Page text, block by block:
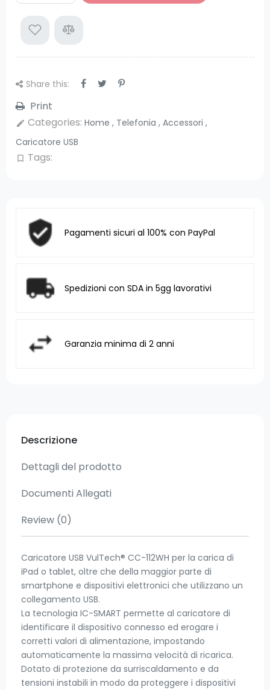
Share this:
Print
edit Categories: Home , Telefonia , Accessori ,
Caricatore USB
bookmark_border Tags:
Pagamenti sicuri al 100% con PayPal
Spedizioni con SDA in 5gg lavorativi
Garanzia minima di 2 anni
Descrizione
Dettagli del prodotto
Documenti Allegati
Review (0)
Caricatore USB VulTech® CC-112WH per la carica di
iPad o tablet, oltre che della maggior parte di
smartphone e dispositivi elettronici che utilizzano un
collegamento USB.
La tecnologia IC-SMART permette al caricatore di
identificare il dispositivo connesso ed erogare i
corretti valori di alimentazione, impostando
automaticamente la massima velocità di ricarica.
Dotato di protezione da surriscaldamento e da
tensioni instabili in modo da proteggere i dispositivi